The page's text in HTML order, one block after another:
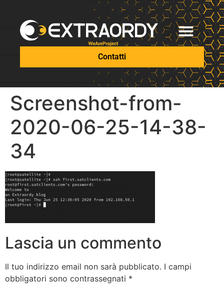
Contatti
Screenshot-from-
2020-06-25-14-38-
34
Lascia un commento
Il tuo indirizzo email non sarà pubblicato. I campi
obbligatori sono contrassegnati *